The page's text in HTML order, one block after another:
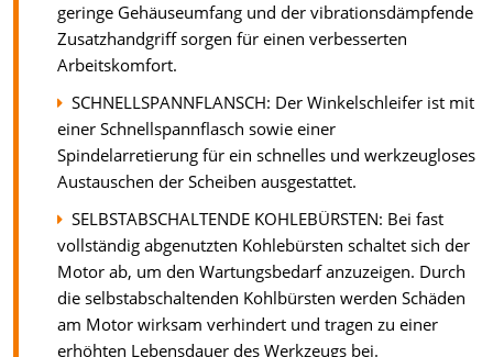
geringe Gehäuseumfang und der vibrationsdämpfende
Zusatzhandgriff sorgen für einen verbesserten
Arbeitskomfort.
SCHNELLSPANNFLANSCH: Der Winkelschleifer ist mit
einer Schnellspannflasch sowie einer
Spindelarretierung für ein schnelles und werkzeugloses
Austauschen der Scheiben ausgestattet.
SELBSTABSCHALTENDE KOHLEBÜRSTEN: Bei fast
vollständig abgenutzten Kohlebürsten schaltet sich der
Motor ab, um den Wartungsbedarf anzuzeigen. Durch
die selbstabschaltenden Kohlbürsten werden Schäden
am Motor wirksam verhindert und tragen zu einer
erhöhten Lebensdauer des Werkzeugs bei.